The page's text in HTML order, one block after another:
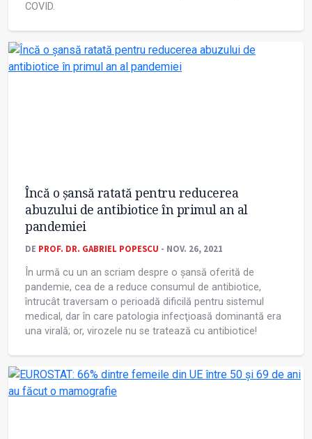
COVID.
Încă o șansă ratată pentru reducerea
abuzului de antibiotice în primul an al
pandemiei
DE PROF. DR. GABRIEL POPESCU - NOV. 26, 2021
În urmă cu un an scriam despre o șansă oferită de
pandemie, cea de a reduce consumul de antibiotice,
întrucât traversam o perioadă dificilă pentru sistemul
medical, dar în care patologia infecţioasă dominantă era
una virală; or, virozele nu se tratează cu antibiotice!